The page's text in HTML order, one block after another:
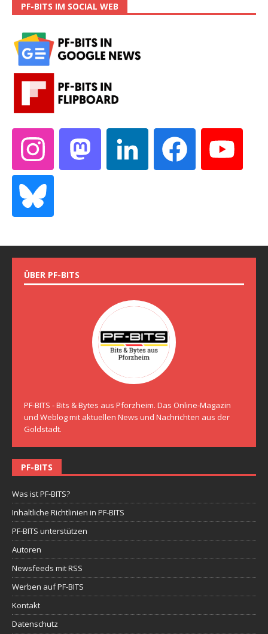
PF-BITS IM SOCIAL WEB
ÜBER PF-BITS
PF-BITS - Bits & Bytes aus Pforzheim. Das Online-Magazin
und Weblog mit aktuellen News und Nachrichten aus der
Goldstadt.
PF-BITS
Was ist PF-BITS?
Inhaltliche Richtlinien in PF-BITS
PF-BITS unterstützen
Autoren
Newsfeeds mit RSS
Werben auf PF-BITS
Kontakt
Datenschutz